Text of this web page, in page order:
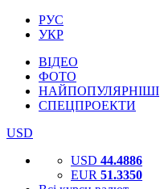
РУС
УКР
ВІДЕО
ФОТО
НАЙПОПУЛЯРНІШІ
СПЕЦПРОЕКТИ
USD
USD 44.4886
EUR 51.3350